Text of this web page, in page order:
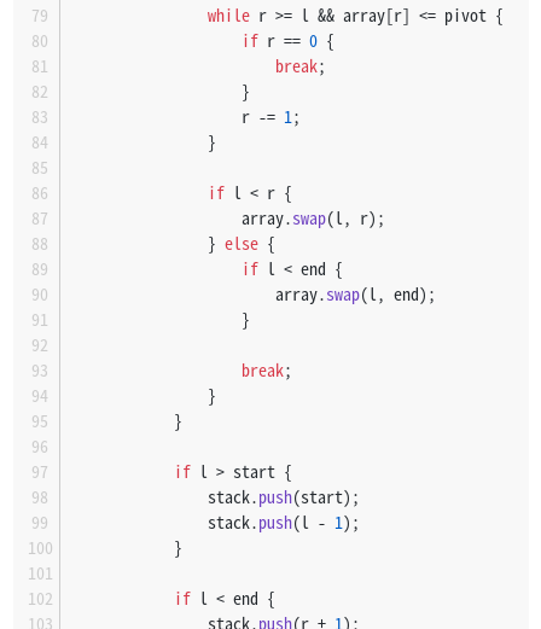
while r >= l && array[r] <= pivot {
if r == 0 {
break;
                    }
                    r -=
1 ;
                }
if l < r {
                    array.
swap(l, r);
                }
else {
if l < end {
                        array.
swap(l, end);
                    }
break;
                }
            }
if l > start {
                stack.
push(start);
                stack.
push(l - 1);
            }
if l < end {
                stack.
push(r + 1);